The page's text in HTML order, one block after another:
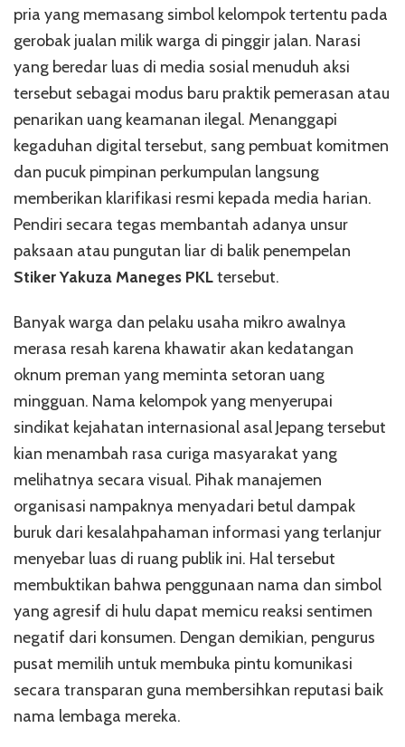
pria yang memasang simbol kelompok tertentu pada
gerobak jualan milik warga di pinggir jalan. Narasi
yang beredar luas di media sosial menuduh aksi
tersebut sebagai modus baru praktik pemerasan atau
penarikan uang keamanan ilegal. Menanggapi
kegaduhan digital tersebut, sang pembuat komitmen
dan pucuk pimpinan perkumpulan langsung
memberikan klarifikasi resmi kepada media harian.
Pendiri secara tegas membantah adanya unsur
paksaan atau pungutan liar di balik penempelan
Stiker Yakuza Maneges PKLtersebut.
Banyak warga dan pelaku usaha mikro awalnya
merasa resah karena khawatir akan kedatangan
oknum preman yang meminta setoran uang
mingguan. Nama kelompok yang menyerupai
sindikat kejahatan internasional asal Jepang tersebut
kian menambah rasa curiga masyarakat yang
melihatnya secara visual. Pihak manajemen
organisasi nampaknya menyadari betul dampak
buruk dari kesalahpahaman informasi yang terlanjur
menyebar luas di ruang publik ini. Hal tersebut
membuktikan bahwa penggunaan nama dan simbol
yang agresif di hulu dapat memicu reaksi sentimen
negatif dari konsumen. Dengan demikian, pengurus
pusat memilih untuk membuka pintu komunikasi
secara transparan guna membersihkan reputasi baik
nama lembaga mereka.